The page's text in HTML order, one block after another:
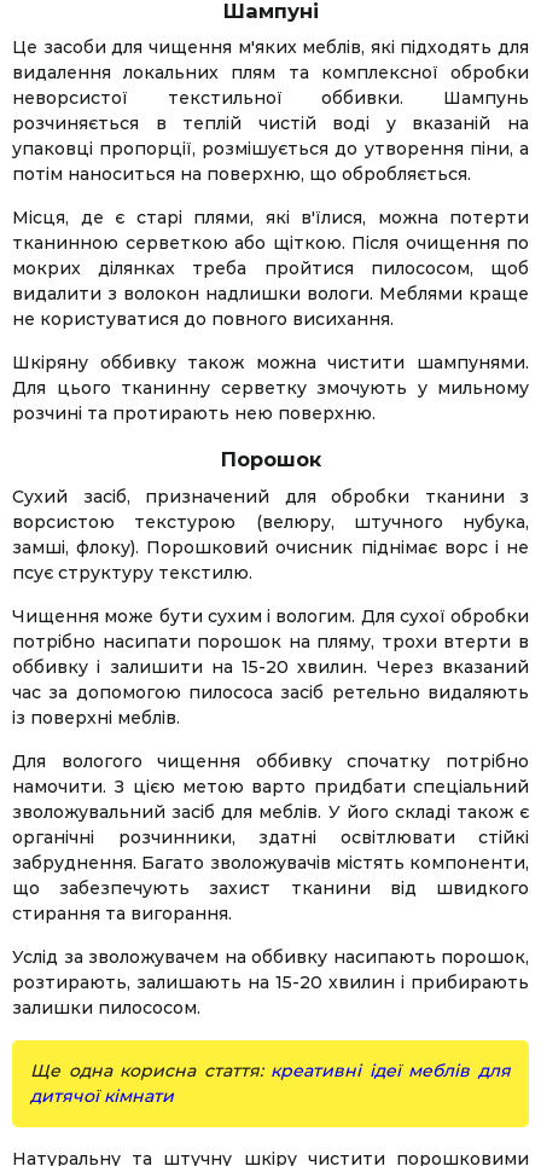
Шампуні
Це засоби для чищення м'яких меблів, які підходять для
видалення локальних плям та комплексної обробки
неворсистої текстильної оббивки. Шампунь
розчиняється в теплій чистій воді у вказаній на
упаковці пропорції, розмішується до утворення піни, а
потім наноситься на поверхню, що обробляється.
Місця, де є старі плями, які в'їлися, можна потерти
тканинною серветкою або щіткою. Після очищення по
мокрих ділянках треба пройтися пилососом, щоб
видалити з волокон надлишки вологи. Меблями краще
не користуватися до повного висихання.
Шкіряну оббивку також можна чистити шампунями.
Для цього тканинну серветку змочують у мильному
розчині та протирають нею поверхню.
Порошок
Сухий засіб, призначений для обробки тканини з
ворсистою текстурою (велюру, штучного нубука,
замші, флоку). Порошковий очисник піднімає ворс і не
псує структуру текстилю.
Чищення може бути сухим і вологим. Для сухої обробки
потрібно насипати порошок на пляму, трохи втерти в
оббивку і залишити на 15-20 хвилин. Через вказаний
час за допомогою пилососа засіб ретельно видаляють
із поверхні меблів.
Для вологого чищення оббивку спочатку потрібно
намочити. З цією метою варто придбати спеціальний
зволожувальний засіб для меблів. У його складі також є
органічні розчинники, здатні освітлювати стійкі
забруднення. Багато зволожувачів містять компоненти,
що забезпечують захист тканини від швидкого
стирання та вигорання.
Услід за зволожувачем на оббивку насипають порошок,
розтирають, залишають на 15-20 хвилин і прибирають
залишки пилососом.
Ще одна корисна стаття: креативні ідеї меблів для
дитячої кімнати
Натуральну та штучну шкіру чистити порошковими